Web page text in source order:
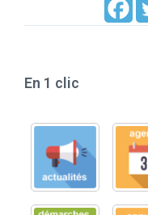
En 1 clic